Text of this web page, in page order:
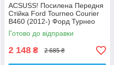
ACSUSS! Посилена Передня
Стійка Ford Tourneo Courier
B460 (2012-) Форд Турнео
Курєр Б460. Права. 335830 ,
3348056 Корея!
Готово до відправки
2 148 ₴ 2 685 ₴